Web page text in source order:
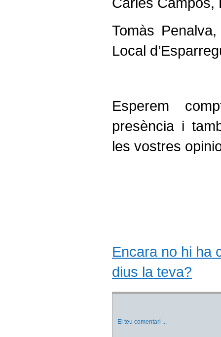
Tomàs
Local
Esperem
presència i
les vostres
Encara no hi ha
dius la teva?
El teu comentari ...